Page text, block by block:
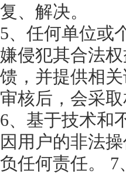
复、解决。
5、任何单位或
嫌侵犯其合法
馈，并提供相
审核后，会采取
6、基于技术和
因用户的非法
负任何责任。